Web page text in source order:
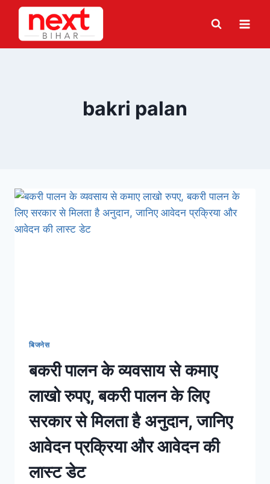
Skip
content
bakri palan
बिजनेस
बकरी पालन के व्यवसाय से कमाए
लाखो रुपए, बकरी पालन के लिए
सरकार से मिलता है अनुदान, जानिए
आवेदन प्रक्रिया और आवेदन की
लास्ट डेट